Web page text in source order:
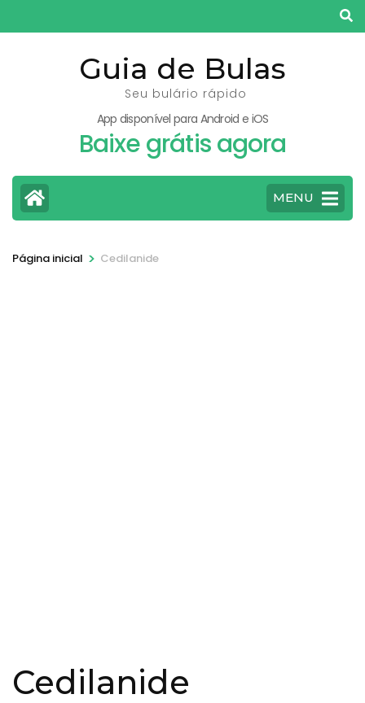
para
Guia de Bulas
Seu bulário rápido
App disponível para Android e iOS
Baixe grátis agora
MENU
Página inicial > Cedilanide
Cedilanide